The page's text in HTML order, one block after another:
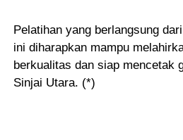
Pelatihan yang berlangsung
ini diharapkan mampu
berkualitas dan siap mencetak
Sinjai Utara. (*)